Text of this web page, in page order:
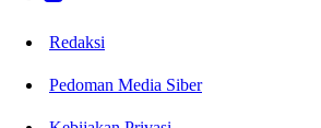
Redaksi
Pedoman Media Siber